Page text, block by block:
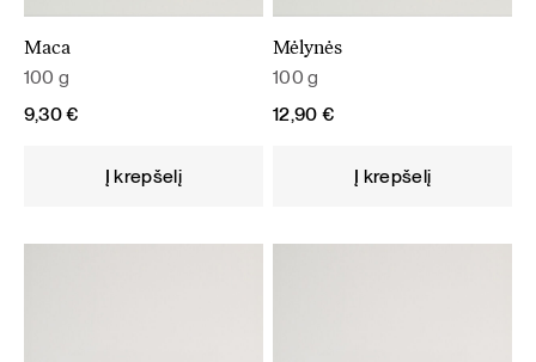
Maca
100 g
9,30€
Į krepšelį
Mėlynės
100 g
12,90 €
Į krepšelį